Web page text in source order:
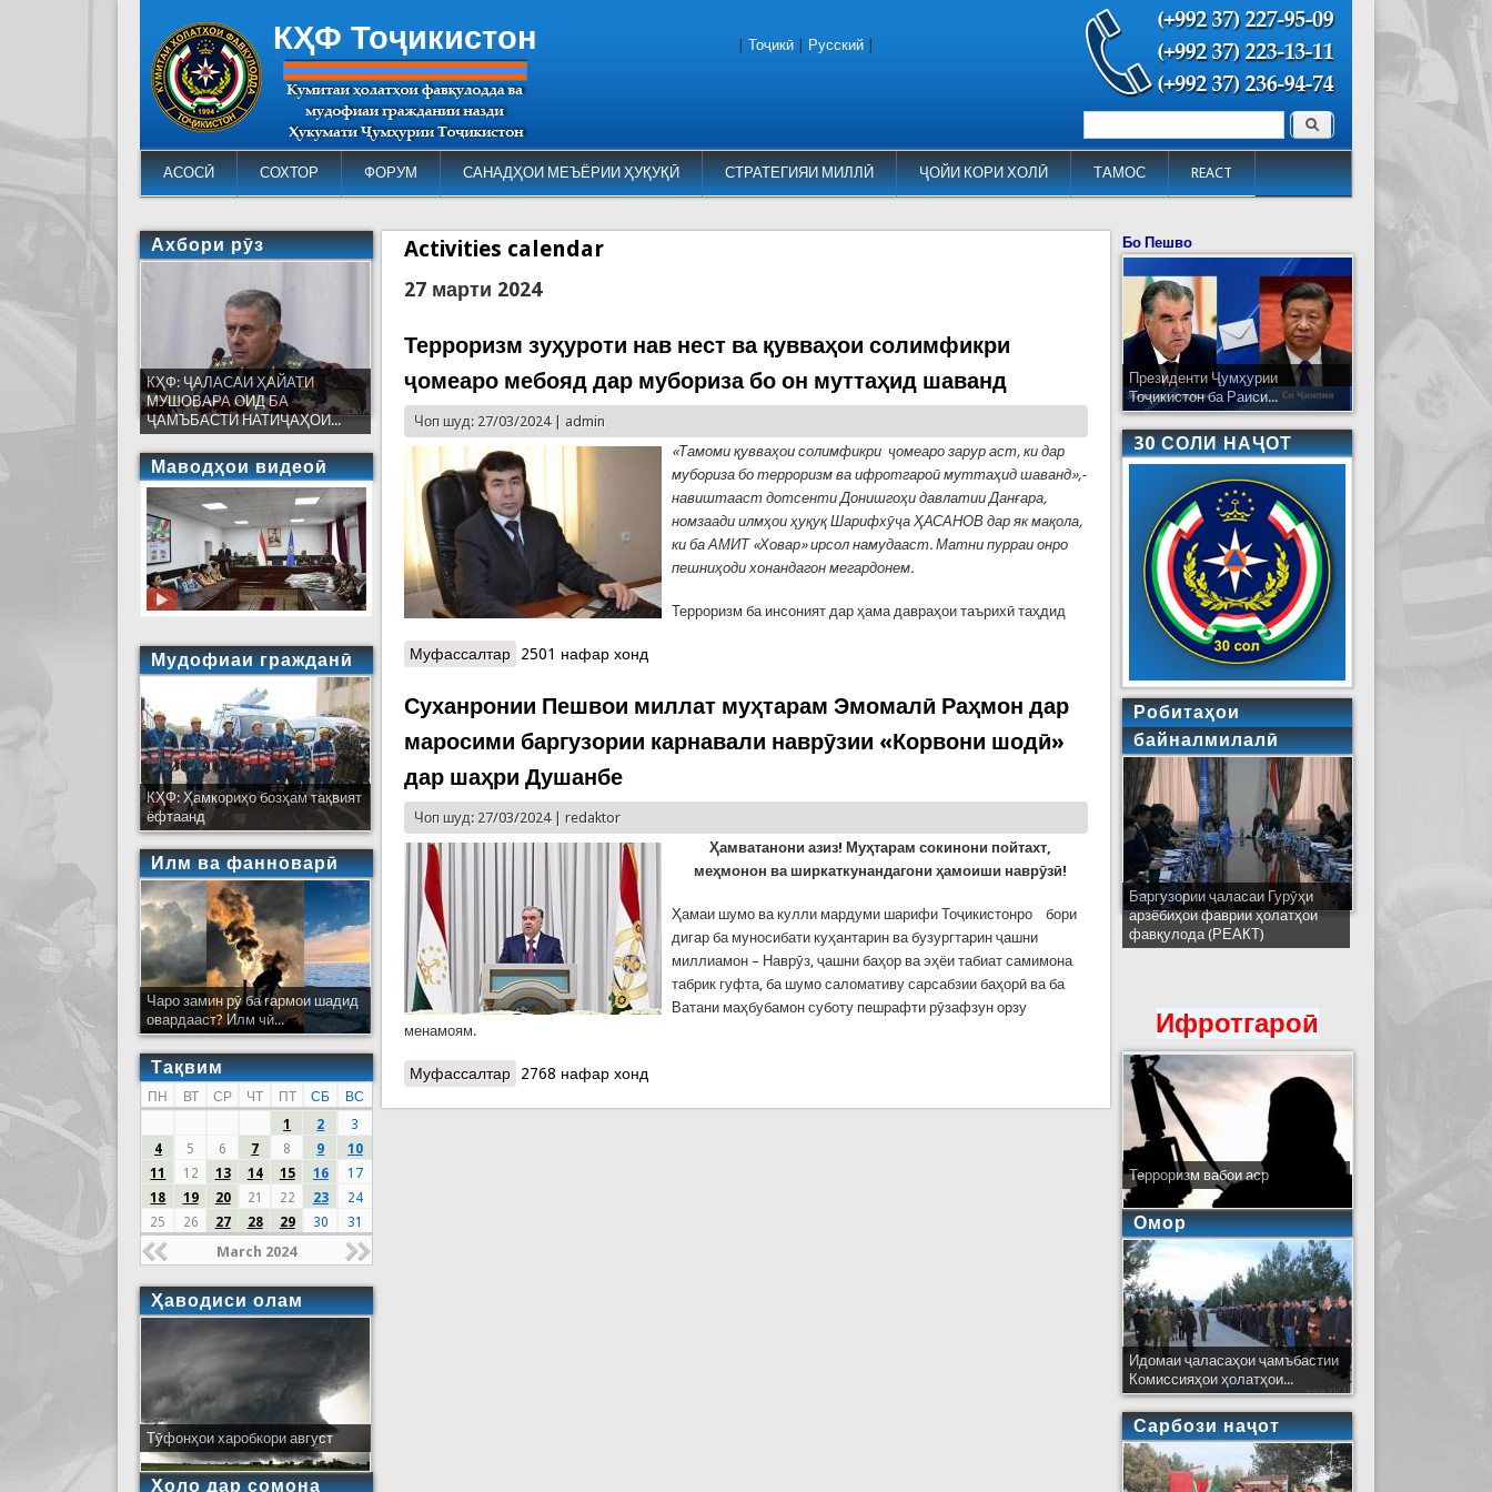
КҲФ Тоҷикистон
АСОСӢ СОХТОР ФОРУМ САНАДҲОИ МЕЪЁРИИ ҲУҚУҚӢ СТРАТЕГИЯИ МИЛЛӢ ҶОЙИ КОРИ ХОЛӢ ТАМОС REACT
Форма поиска Поиск
Тоҷикӣ Русский
Activities calendar
27 марти 2024
Терроризм зуҳуроти нав нест ва қувваҳои солимфикри
ҷомеаро мебояд дар мубориза бо он муттаҳид шаванд
Чоп шуд: 27/03/2024 | admin
«Тамоми қувваҳои солимфикри ҷомеаро зарур аст, ки дар
мубориза бо терроризм ва ифротгароӣ муттаҳид шаванд»,-
навиштааст дотсенти Донишгоҳи давлатии Данғара,
номзаади илмҳои ҳуқуқ Шарифхӯҷа ҲАСАНОВ дар як мақола,
ки ба АМИТ «Ховар» ирсол намудааст. Матни пурраи онро
пешниҳоди хонандагон мегардонем.
Терроризм ба инсоният дар ҳама давраҳои таърихӣ таҳдид
Муфассалтар о Терроризм зуҳуроти нав нест ва қувваҳои солимфикри ҷомеаро мебояд дар мубориза бо он муттаҳид шаванд
2501 нафар хонд
Суханронии Пешвои миллат муҳтарам Эмомалӣ Раҳмон дар
маросими баргузории карнавали наврӯзии «Корвони шодӣ»
дар шаҳри Душанбе
Чоп шуд: 27/03/2024 |redaktor
Ҳамватанони азиз! Муҳтарам сокинони пойтахт,
меҳмонон ва ширкаткунандагони ҳамоиши наврӯзӣ!
Ҳамаи шумо ва кулли мардуми шарифи Тоҷикистонро бори
дигар ба муносибати куҳантарин ва бузургтарин ҷашни
миллиамон – Наврӯз, ҷашни баҳор ва эҳёи табиат самимона
табрик гуфта, ба шумо саломативу сарсабзии баҳорӣ ва ба
Ватани маҳбубамон суботу пешрафти рӯзафзун орзу
менамоям.
Муфассалтар о Суханронии Пешвои миллат муҳтарам Эмомалӣ Раҳмон дар маросими баргузории карнавали наврӯзии «Корвони
2768 нафар хонд
Ахбори рӯз
КҲФ: ҶАЛАСАИ ҲАЙАТИ
МУШОВАРА ОИД БА
ҶАМЪБАСТИ НАТИҶАҲОИ...
Маводҳои видеоӣ
Мудофиаи гражданӣ
КҲФ: Ҳамкориҳо бозҳам тақвият
ёфтаанд
Илм ва фанноварӣ
Чаро замин рӯ ба гармои шадид
овардааст? Илм чӣ...
Тақвим
ПН ВТ СР ЧТ ПТ СБ
ВС
1
2
3
4
5 6 7 8 9
10
11
12 13 14 15 16
17
18
19 20 21 22 23
24
25
26 27 28 29 30 31
March 2024
Ҳаводиси олам
Тӯфонҳои харобкори август
Ҳоло дар сомона
Бо Пешво
Президенти Ҷумҳурии
Тоҷикистон ба Раиси...
30 СОЛИ НАҶОТ
Робитаҳои
байналмилалӣ
Баргузории ҷаласаи Гурӯҳи
арзёбиҳои фаврии ҳолатҳои
фавқулода (РЕАКТ)
Ширкати ҳайати Тоҷикистон дар
ҷаласаи идораҳои наҷоти
кишварҳои узви СҲШ дар
шаҳри Деҳлӣ
Ифротгароӣ
Терроризм вабои аср
Омор
Идомаи ҷаласаҳои ҷамъбастии
Комиссияҳои ҳолатҳои...
Сарбози наҷот